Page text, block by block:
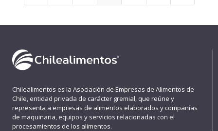
Chilealimentos es la Asociación de Empresas de Alimentos de
Chile, entidad privada de carácter gremial, que reúne y
representa a empresas de alimentos elaborados y compañías
de maquinaria, equipos y servicios relacionadas con el
procesamientos de los alimentos.